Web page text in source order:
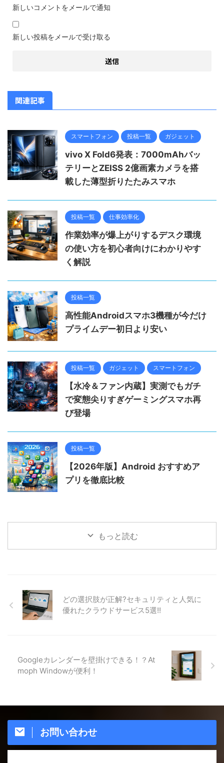
新しいコメントをメールで通知
新しい投稿をメールで受け取る
関連記事
スマートフォン 投稿一覧 ガジェット
vivo X Fold6発表：7000mAhバッ
テリーとZEISS 2億画素カメラを搭
載した薄型折りたたみスマホ
投稿一覧 仕事効率化
作業効率が爆上がりするデスク環境
の使い方を初心者向けにわかりやす
く解説
投稿一覧
高性能Androidスマホ3機種が今だけ
プライムデー初日より安い
投稿一覧 ガジェット スマートフォン
【水冷＆ファン内蔵】実測でもガチ
で変態尖りすぎゲーミングスマホ再
び登場
投稿一覧
【2026年版】Android おすすめア
プリを徹底比較
もっと読む
どの選択肢が正解?セキュリティと人気に
優れたクラウドサービス5選!!
Googleカレンダーを壁掛けできる！？At
moph Windowが便利！
お問い合わせ